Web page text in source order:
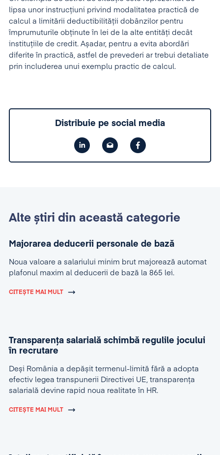
lipsa unor instrucțiuni privind modalitatea practică de
calcul a limitării deductibilității dobânzilor pentru
împrumuturile obținute în lei de la alte entități decât
instituțiile de credit. Așadar, pentru a evita abordări
diferite în practică, astfel de prevederi ar trebui detaliate
prin includerea unui exemplu practic de calcul.
Distribuie pe social media
Alte știri din această categorie
Majorarea deducerii personale de bază
Noua valoare a salariului minim brut majorează automat
plafonul maxim al deducerii de bază la 865 lei.
CITEȘTE MAI MULT
Transparența salarială schimbă regulile jocului
în recrutare
Deși România a depășit termenul-limită fără a adopta
efectiv legea transpunerii Directivei UE, transparența
salarială devine rapid noua realitate în HR.
CITEȘTE MAI MULT